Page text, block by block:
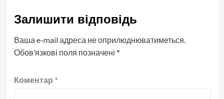
Залишити відповідь
Ваша e-mail адреса не оприлюднюватиметься.
Обов’язкові поля позначені *
Коментар *